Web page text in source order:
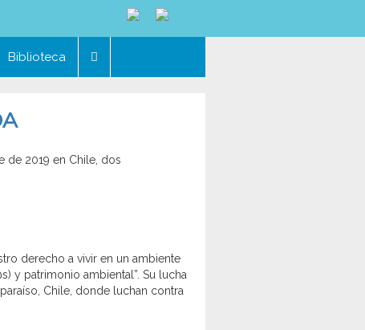
Biblioteca
de 2019 en Chile, dos
derecho a vivir en un ambiente
y patrimonio ambiental”. Su lucha
Chile, donde luchan contra